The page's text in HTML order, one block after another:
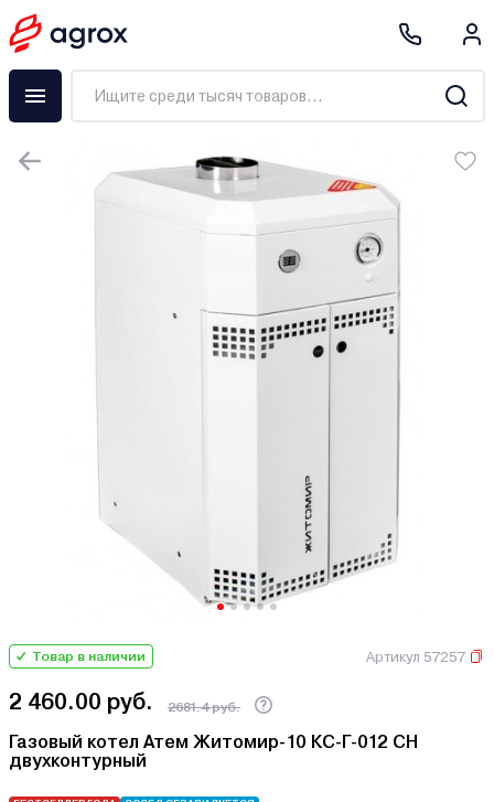
Товар в наличии Артикул 57257
2 460.00 руб. 2681.4 руб.
Газовый котел Атем Житомир-10 КС-Г-012 СН
двухконтурный